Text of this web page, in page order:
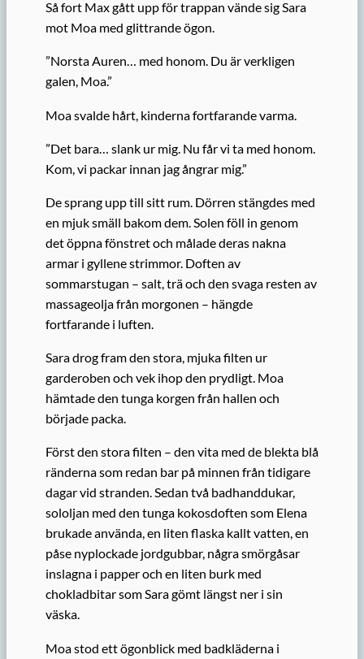
Så fort Max gått upp för trappan vände sig Sara
mot Moa med glittrande ögon.
”Norsta Auren… med honom. Du är verkligen
galen, Moa.”
Moa svalde hårt, kinderna fortfarande varma.
”Det bara… slank ur mig. Nu får vi ta med honom.
Kom, vi packar innan jag ångrar mig.”
De sprang upp till sitt rum. Dörren stängdes med
en mjuk smäll bakom dem. Solen föll in genom
det öppna fönstret och målade deras nakna
armar i gyllene strimmor. Doften av
sommarstugan – salt, trä och den svaga resten av
massageolja från morgonen – hängde
fortfarande i luften.
Sara drog fram den stora, mjuka filten ur
garderoben och vek ihop den prydligt. Moa
hämtade den tunga korgen från hallen och
började packa.
Först den stora filten – den vita med de blekta blå
ränderna som redan bar på minnen från tidigare
dagar vid stranden. Sedan två badhanddukar,
sololjan med den tunga kokosdoften som Elena
brukade använda, en liten flaska kallt vatten, en
påse nyplockade jordgubbar, några smörgåsar
inslagna i papper och en liten burk med
chokladbitar som Sara gömt längst ner i sin
väska.
Moa stod ett ögonblick med badkläderna i